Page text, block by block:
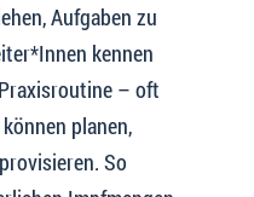
Aufgaben zu
kennen
– oft
planen,
So